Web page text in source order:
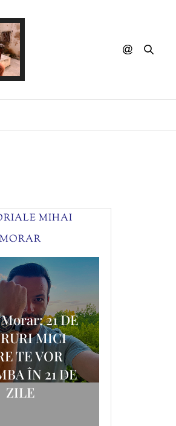
MIHAI
MORAR
21 DE
MICI
TE VOR
ÎN 21 DE
ZILE